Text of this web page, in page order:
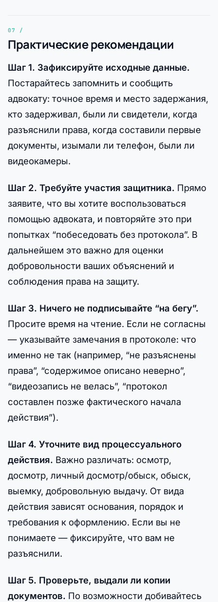
Практические рекомендации
Шаг 1. Зафиксируйте исходные данные.
Постарайтесь запомнить и сообщить
адвокату: точное время и место задержания,
кто задерживал, были ли свидетели, когда
разъяснили права, когда составили первые
документы, изымали ли телефон, были ли
видеокамеры.
Шаг 2. Требуйте участия защитника. Прямо
заявите, что вы хотите воспользоваться
помощью адвоката, и повторяйте это при
попытках “побеседовать без протокола”. В
дальнейшем это важно для оценки
добровольности ваших объяснений и
соблюдения права на защиту.
Шаг 3. Ничего не подписывайте “на бегу”.
Просите время на чтение. Если не согласны
— указывайте замечания в протоколе: что
именно не так (например, “не разъяснены
права”, “содержимое описано неверно”,
“видеозапись не велась”, “протокол
составлен позже фактического начала
действия”).
Шаг 4. Уточните вид процессуального
действия. Важно различать: осмотр,
досмотр, личный досмотр/обыск, обыск,
выемку, добровольную выдачу. От вида
действия зависят основания, порядок и
требования к оформлению. Если вы не
понимаете — фиксируйте, что вам не
разъяснили.
Шаг 5. Проверьте, выдали ли копии
документов. По возможности добивайтесь